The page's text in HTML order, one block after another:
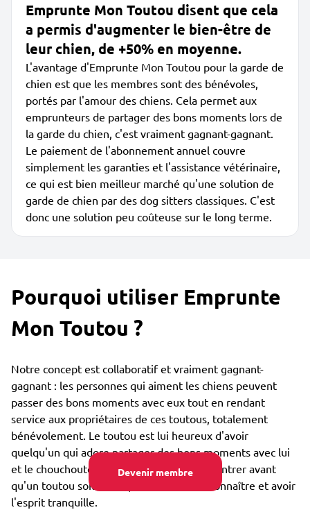
Devenir membre
Emprunte Mon Toutou disent que cela
a permis d'augmenter le bien-être de
leur chien, de +50% en moyenne.
L'avantage d'Emprunte Mon Toutou pour la garde de
chien est que les membres sont des bénévoles,
portés par l'amour des chiens. Cela permet aux
emprunteurs de partager des bons moments lors de
la garde du chien, c'est vraiment gagnant-gagnant.
Le paiement de l'abonnement annuel couvre
simplement les garanties et l'assistance vétérinaire,
ce qui est bien meilleur marché qu'une solution de
garde de chien par des dog sitters classiques. C'est
donc une solution peu coûteuse sur le long terme.
Pourquoi utiliser Emprunte
Mon Toutou ?
Notre concept est collaboratif et vraiment gagnant-
gagnant : les personnes qui aiment les chiens peuvent
passer des bons moments avec eux tout en rendant
service aux propriétaires de ces toutous, totalement
bénévolement. Le toutou est lui heureux d'avoir
quelqu'un qui adore partager des bons moments avec lui
et le chouchouter. Vous pouvez vous rencontrer avant
qu'un toutou soit confié, afin de bien se connaître et avoir
l'esprit tranquille.